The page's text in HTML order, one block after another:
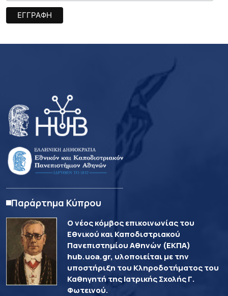
Παράρτημα Κύπρου
Ο νέος κόμβος επικοινωνίας του
Εθνικού και Καποδιστριακού
Πανεπιστημίου Αθηνών (ΕΚΠΑ)
hub.uoa.gr, υλοποιείται με την
υποστήριξη του Κληροδοτήματος του
Καθηγητή της Ιατρικής Σχολής Γ.
Φωτεινού.